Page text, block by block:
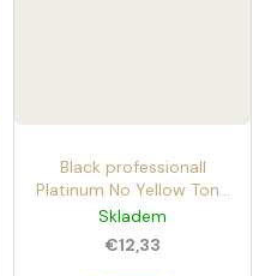
Black professionall
Platinum No Yellow Tone
Booster 125ml nicht
ausspülbarer
Conditioner Spray für
Skladem
€12,33